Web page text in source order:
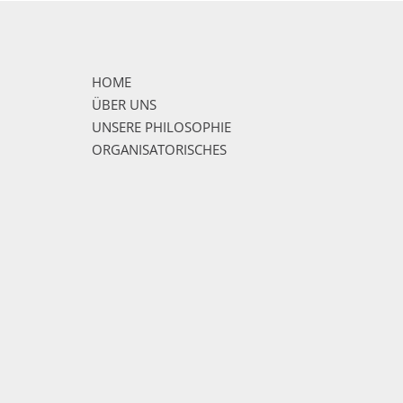
HOME
ÜBER UNS
UNSERE PHILOSOPHIE
ORGANISATORISCHES